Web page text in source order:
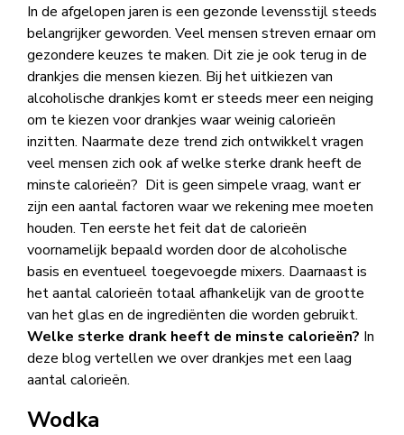
In de afgelopen jaren is een gezonde levensstijl steeds
belangrijker geworden. Veel mensen streven ernaar om
gezondere keuzes te maken. Dit zie je ook terug in de
drankjes die mensen kiezen. Bij het uitkiezen van
alcoholische drankjes komt er steeds meer een neiging
om te kiezen voor drankjes waar weinig calorieën
inzitten. Naarmate deze trend zich ontwikkelt vragen
veel mensen zich ook af welke sterke drank heeft de
minste calorieën? Dit is geen simpele vraag, want er
zijn een aantal factoren waar we rekening mee moeten
houden. Ten eerste het feit dat de calorieën
voornamelijk bepaald worden door de alcoholische
basis en eventueel toegevoegde mixers. Daarnaast is
het aantal calorieën totaal afhankelijk van de grootte
van het glas en de ingrediënten die worden gebruikt.
Welke sterke drank heeft de minste calorieën? In
deze blog vertellen we over drankjes met een laag
aantal calorieën.
Wodka